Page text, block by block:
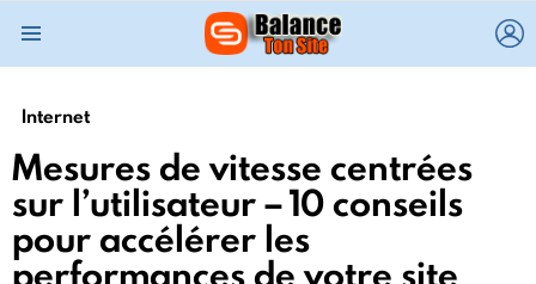
Internet
Mesures de vitesse centrées
sur l’utilisateur – 10 conseils
pour accélérer les